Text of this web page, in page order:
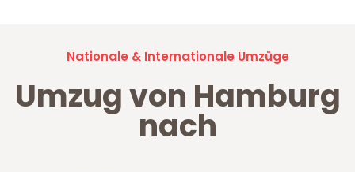
Nationale & Internationale Umzüge
Umzug von Hamburg
nach